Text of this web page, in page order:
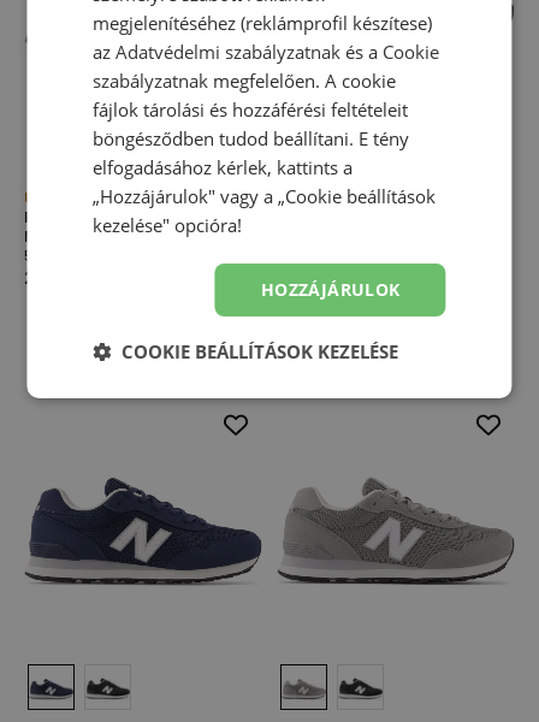
Újdonság
Férfi cipő New Balance
ML515AGR – fekete
515 széria
27 990,00 Ft
Újdonság
27 990,00 Ft
megjelenítéséhez (reklámprofil készítese)
azAdatvédelmi szabályzatnak és a Cookie
szabályzatnak megfelelően. A cookie
fájlok tárolási és hozzáférési feltételeit
böngésződben tudod beállítani. E tény
elfogadásához kérlek, kattints a
„Hozzájárulok" vagy a „Cookie beállítások
kezelése" opcióra!
HOZZÁJÁRULOK
COOKIE BEÁLLÍTÁSOK KEZELÉSE